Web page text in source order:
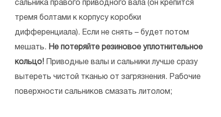
сальника правого приводного вала (он крепится
тремя болтами к корпусу коробки
дифференциала). Если не снять – будет потом
мешать. Не потеряйте резиновое уплотнительное
кольцо! Приводные валы и сальники лучше сразу
вытереть чистой тканью от загрязнения. Рабочие
поверхности сальников смазать литолом;